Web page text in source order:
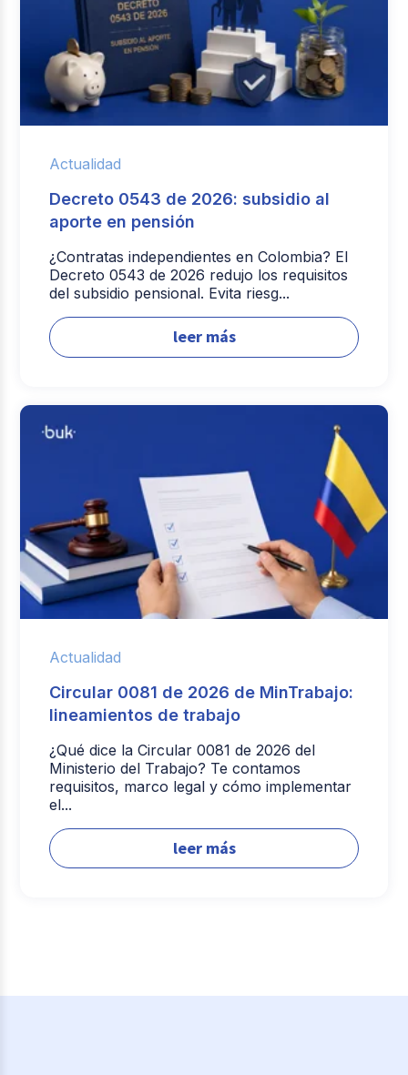
Actualidad
Decreto 0543 de 2026: subsidio al
aporte en pensión
¿Contratas independientes en Colombia? El
Decreto 0543 de 2026 redujo los requisitos
del subsidio pensional. Evita riesg...
leer más
Actualidad
Circular 0081 de 2026 de MinTrabajo:
lineamientos de trabajo
¿Qué dice la Circular 0081 de 2026 del
Ministerio del Trabajo? Te contamos
requisitos, marco legal y cómo implementar
el...
leer más